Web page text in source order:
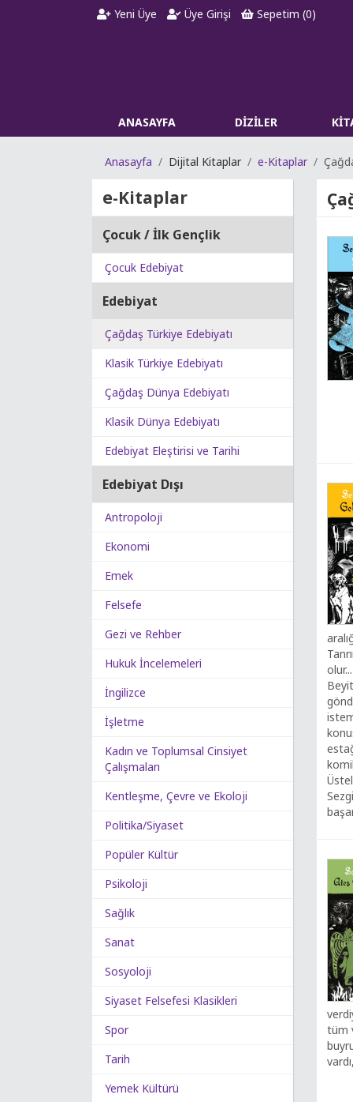
Yeni Üye Üye Girişi Sepetim (0)
ANASAYFA DİZİLER
Anasayfa Dijital Kitaplar e-Kitaplar
e-Kitaplar
Çocuk / İlk Gençlik
Çocuk Edebiyat
Edebiyat
Çağdaş Türkiye Edebiyatı
Klasik Türkiye Edebiyatı
Çağdaş Dünya Edebiyatı
Klasik Dünya Edebiyatı
Edebiyat Eleştirisi ve Tarihi
Edebiyat Dışı
Antropoloji
Ekonomi
Emek
Felsefe
Gezi ve Rehber
Hukuk İncelemeleri
İngilizce
İşletme
Kadın ve Toplumsal Cinsiyet
Çalışmaları
Kentleşme, Çevre ve Ekoloji
Politika/Siyaset
Popüler Kültür
Psikoloji
Sağlık
Sanat
Sosyoloji
Siyaset Felsefesi Klasikleri
Spor
Tarih
Yemek Kültürü
tüm